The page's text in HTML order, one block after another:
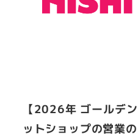
【2026年 ゴールデ
ットショップの営業の